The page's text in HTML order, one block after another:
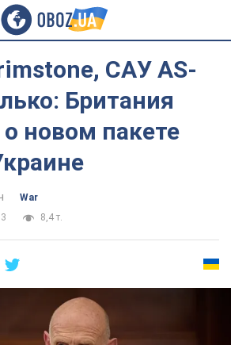
САУ AS-
Британия
новом пакете
War
8,4 т.